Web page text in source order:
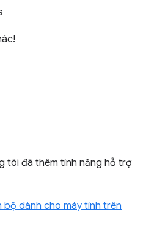
tôi đã thêm tính năng hỗ trợ
bộ dành cho máy tính trên